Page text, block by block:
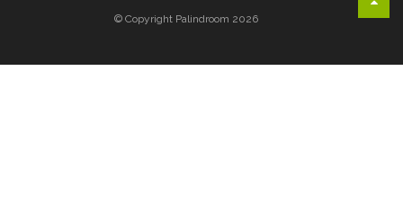
© Copyright Palindroom 2026